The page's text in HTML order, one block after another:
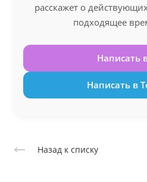
расскажет о
подходящее
Написать
Написать в
Назад к списку